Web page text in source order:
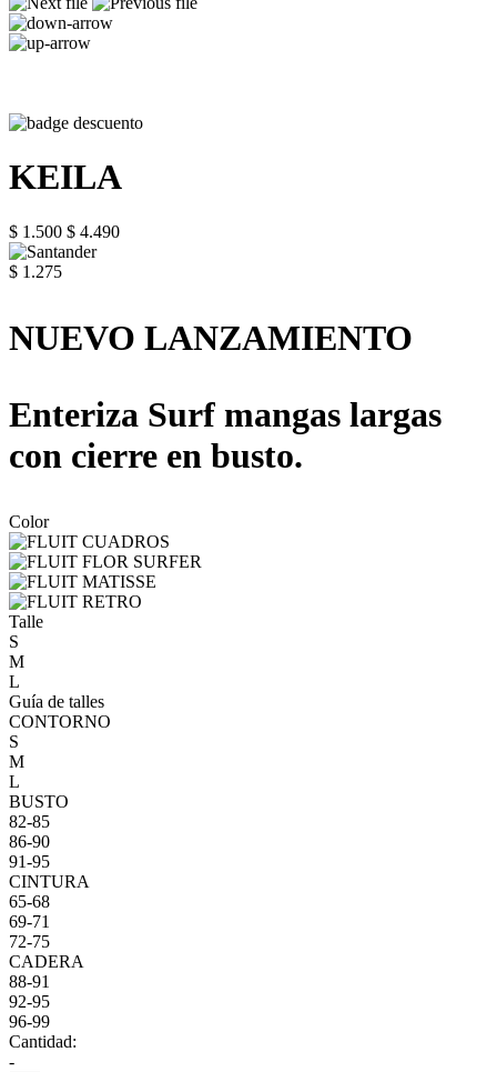
KEILA
$ 1.500 $ 4.490
$ 1.275
NUEVO LANZAMIENTO
Enteriza Surf mangas largas
con cierre en busto.
Color
Talle
S
M
L
Guía de talles
CONTORNO
S
M
L
BUSTO
82-85
86-90
91-95
CINTURA
65-68
69-71
72-75
CADERA
88-91
92-95
96-99
Cantidad:
-